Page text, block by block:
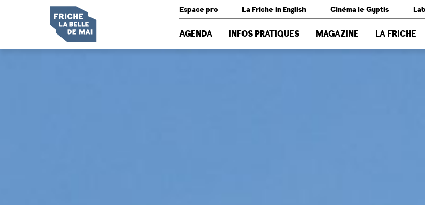
Espace pro La Friche in English Cinéma le Gyptis
AGENDA INFOS PRATIQUES MAGAZINE LA FRICHE
Panneau de gestion des cookies